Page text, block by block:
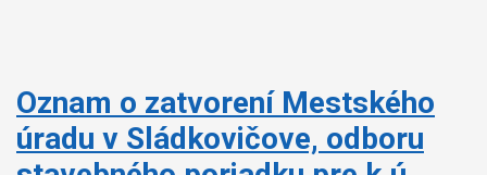
Oznam o zatvorení Mestského
úradu v Sládkovičove, odboru